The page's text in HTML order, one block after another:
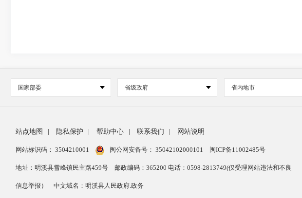
国家部委 省级政府 省内地市
站点地图 隐私保护 帮助中心 联系我们 网站说明
网站标识码： 3504210001 闽公网安备号： 35042102000101 闽ICP备11002485号
地址：明溪县雪峰镇民主路459号 邮政编码：365200 电话：0598-2813749(仅受理网站违法和不良
信息举报） 中文域名：明溪县人民政府.政务